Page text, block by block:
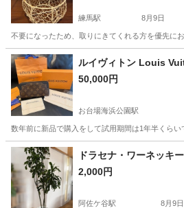
練馬駅 8月9日
不要になったため、取りにきてくれる方を優先にお
東京 練馬区 練馬駅
ルイヴィトン Louis
50,000円
お台場海浜公園駅
数年前に新品で購入をして試用期間は1年半くら
東京 港区 お台場海浜公園駅 その他
ドラセナ・ワーネッキー
2,000円
阿佐ケ谷駅 8月9日